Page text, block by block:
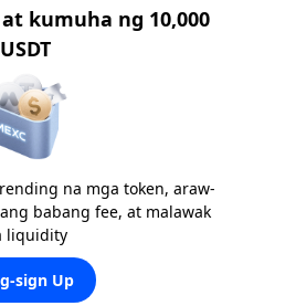
at kumuha ng 10,000
USDT
na mga token, araw-
babang fee, at malawak
liquidity
sign Up